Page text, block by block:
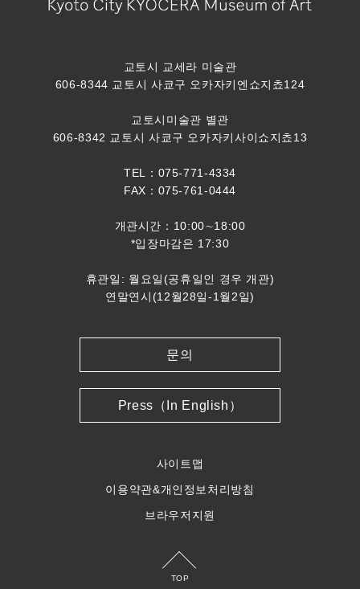
교토시 교세라 미술관
606-8344 교토시 사쿄구 오카자키엔쇼지쵸124
교토시미술관 별관
606-8342 교토시 사쿄구 오카자키사이쇼지쵸13
TEL：075-771-4334
FAX：075-761-0444
개관시간：10:00∼18:00
*입장마감은 17:30
휴관일: 월요일(공휴일인 경우 개관)
연말연시(12월28일-1월2일)
문의
Press（In English）
사이트맵
이용약관&개인정보처리방침
브라우저지원
TOP